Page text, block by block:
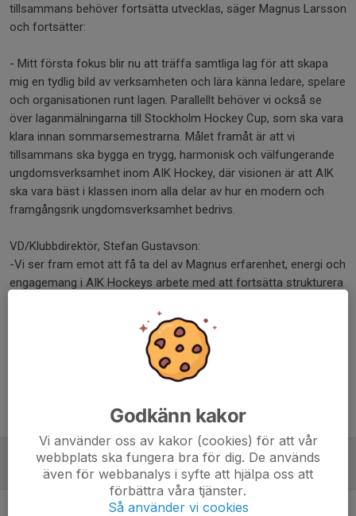
tillsammans behöver fortsätta utvecklas, säger Magnus Larsson
och fortsätter:
- Mitt första fokus blir nu att träffa samtliga lag för att skapa
mig en tydlig bild av verksamheten och lära känna ledare, spelare
och organisationen runt lagen. Parallellt behöver vi också se
över laganmälningarna till Stockholm Hockey Cup, som ska vara
klara innan sommarsemestrarna. Målet framåt är att vi
tillsammans ska bygga en trygg, harmonisk och välfungerande
ungdomsverksamhet inom AIK Hockey, där visionen är att AIK
ska vara bäst i klassen inom alla delar av hur en modern och
framgångsrik ungdomsverksamhet bedrivs.
VD/Klubbdirektör, Stefan Gustavson:
-Vi ser fram emot att få ta del av Magnus erfarenhet, energi och
engagemang i AIK Hockeys arbete med att fortsätta strukturera
Tidigare nyheter
22 maj, 14:18 0
Robert Döme lämnar AIK Hockey
Godkänn kakor
Vi använder oss av kakor (cookies) för att vår
webbplats ska fungera bra för dig. De används
även för webbanalys i syfte att hjälpa oss att
förbättra våra tjänster.
Så använder vi cookies